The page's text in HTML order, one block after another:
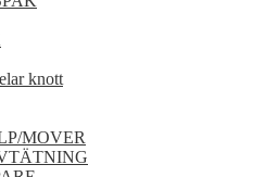
knott
MOVER